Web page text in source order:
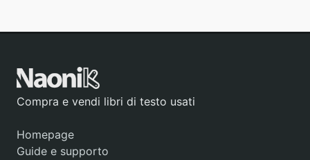
Compra e vendi libri di testo usati
Homepage
Guide e supporto